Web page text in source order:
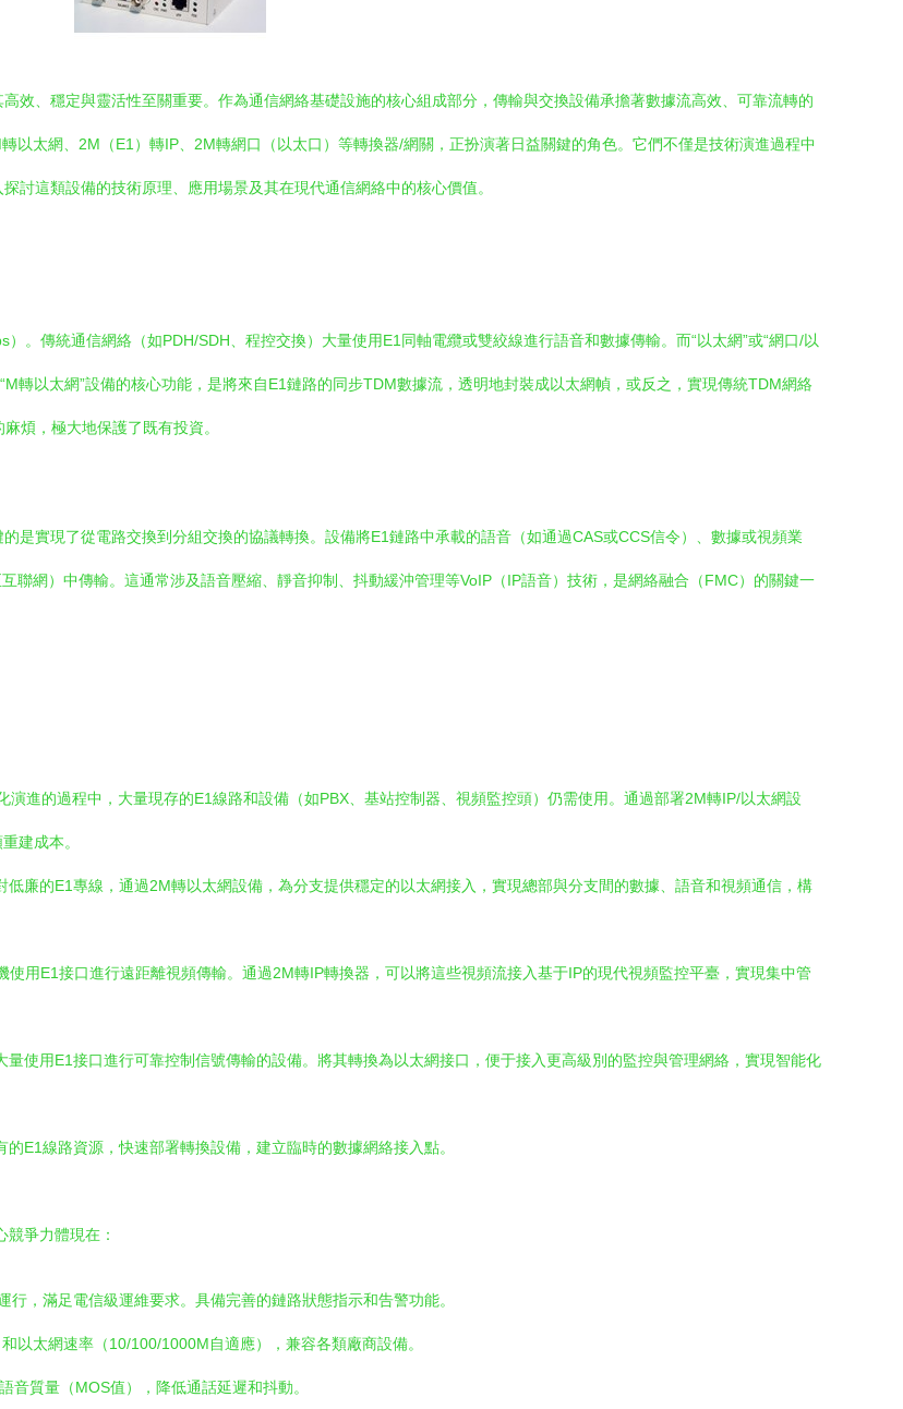
效、穩定與靈活性至關重要。作為通信網絡基礎設施的核心組成部分，傳輸與交換設備承擔著數據流高效、可靠流轉的
以太網、2M（E1）轉IP、2M轉網口（以太口）等轉換器/網關，正扮演著日益關鍵的角色。它們不僅是技術演進過程中
討這類設備的技術原理、應用場景及其在現代通信網絡中的核心價值。
。傳統通信網絡（如PDH/SDH、程控交換）大量使用E1同軸電纜或雙絞線進行語音和數據傳輸。而“以太網”或“網口/以
轉以太網”設備的核心功能，是將來自E1鏈路的同步TDM數據流，透明地封裝成以太網幀，或反之，實現傳統TDM網絡
煩，極大地保護了既有投資。
是實現了從電路交換到分組交換的協議轉換。設備將E1鏈路中承載的語音（如通過CAS或CCS信令）、數據或視頻業
聯網）中傳輸。這通常涉及語音壓縮、靜音抑制、抖動緩沖管理等VoIP（IP語音）技術，是網絡融合（FMC）的關鍵一
進的過程中，大量現存的E1線路和設備（如PBX、基站控制器、視頻監控頭）仍需使用。通過部署2M轉IP/以太網設
建成本。
廉的E1專線，通過2M轉以太網設備，為分支提供穩定的以太網接入，實現總部與分支間的數據、語音和視頻通信，構
用E1接口進行遠距離視頻傳輸。通過2M轉IP轉換器，可以將這些視頻流接入基于IP的現代視頻監控平臺，實現集中管
使用E1接口進行可靠控制信號傳輸的設備。將其轉換為以太網接口，便于接入更高級別的監控與管理網絡，實現智能化
E1線路資源，快速部署轉換設備，建立臨時的數據網絡接入點。
競爭力體現在：
，滿足電信級運維要求。具備完善的鏈路狀態指示和告警功能。
以太網速率（10/100/1000M自適應），兼容各類廠商設備。
質量（MOS值），降低通話延遲和抖動。